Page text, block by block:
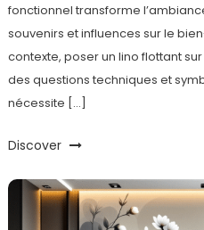
fonctionnel transforme
souvenirs et influences sur le
contexte, poser un lino flottant
des questions techniques et
nécessite […]
Discover